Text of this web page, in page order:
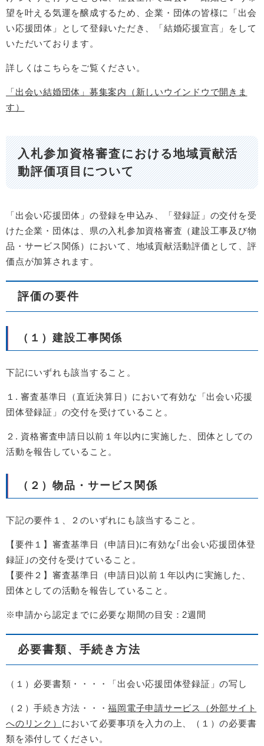
望を叶える気運を醸成するため、企業・団体の皆様に「出会
い応援団体」として登録いただき、「結婚応援宣言」をして
いただいております。
詳しくはこちらをご覧ください。
「出会い結婚団体」募集案内（新しいウインドウで開きま
す）
入札参加資格審査における地域貢献活
動評価項目について
「出会い応援団体」の登録を申込み、「登録証」の交付を受
けた企業・団体は、県の入札参加資格審査（建設工事及び物
品・サービス関係）において、地域貢献活動評価として、評
価点が加算されます。
評価の要件
（１）建設工事関係
下記にいずれも該当すること。
１. 審査基準日（直近決算日）において有効な「出会い応援
団体登録証」の交付を受けていること。
２. 資格審査申請日以前１年以内に実施した、団体としての
活動を報告していること。
（２）物品・サービス関係
下記の要件１、２のいずれにも該当すること。
【要件１】審査基準日（申請日)に有効な｢出会い応援団体登
録証｣の交付を受けていること。
【要件２】審査基準日（申請日)以前１年以内に実施した、
団体としての活動を報告していること。
※申請から認定までに必要な期間の目安：2週間
必要書類、手続き方法
（１）必要書類・・・・「出会い応援団体登録証」の写し
（２）手続き方法・・・福岡電子申請サービス（外部サイト
へのリンク） において必要事項を入力の上、（１）の必要書
類を添付してください。